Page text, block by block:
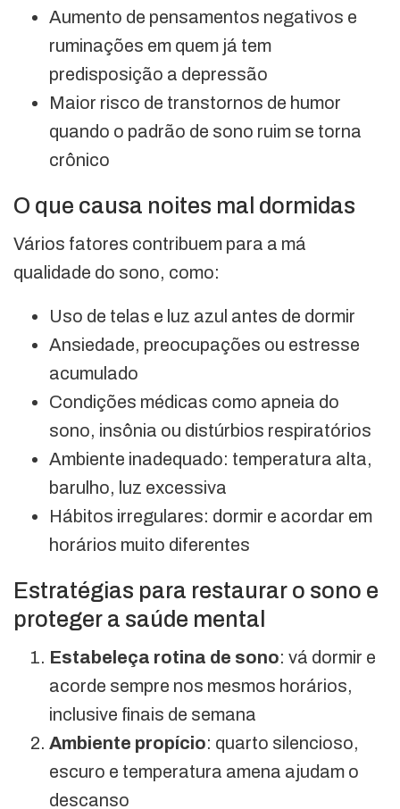
Aumento de pensamentos negativos e
ruminações em quem já tem
predisposição a depressão
Maior risco de transtornos de humor
quando o padrão de sono ruim se torna
crônico
O que causa noites mal dormidas
Vários fatores contribuem para a má
qualidade do sono, como:
Uso de telas e luz azul antes de dormir
Ansiedade, preocupações ou estresse
acumulado
Condições médicas como apneia do
sono, insônia ou distúrbios respiratórios
Ambiente inadequado: temperatura alta,
barulho, luz excessiva
Hábitos irregulares: dormir e acordar em
horários muito diferentes
Estratégias para restaurar o sono e
proteger a saúde mental
Estabeleça rotina de sono: vá dormir e
acorde sempre nos mesmos horários,
inclusive finais de semana
Ambiente propício: quarto silencioso,
escuro e temperatura amena ajudam o
descanso